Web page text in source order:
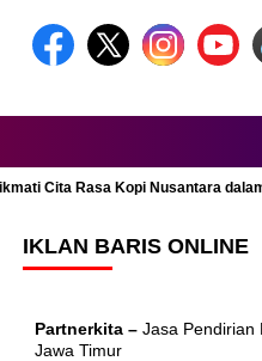
Cita Rasa Kopi Nusantara
IKLAN BARIS ONLINE
Partnerkita – Jasa Pendirian
Jawa Timur